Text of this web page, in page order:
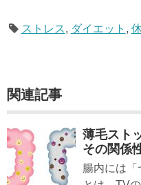
ストレス, ダイエット ,
関連記事
薄毛スト
その関係
腸内には「